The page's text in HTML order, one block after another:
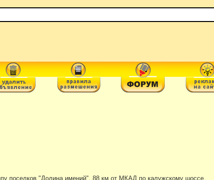
поселков "Долина имений". 88 км от МКАД по калужскому шоссе,